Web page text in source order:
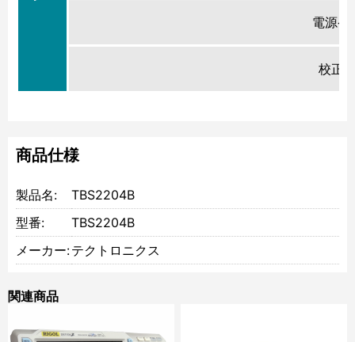
電源ケ
校正
商品仕様
製品名:
TBS2204B
型番:
TBS2204B
メーカー:テクトロニクス
関連商品